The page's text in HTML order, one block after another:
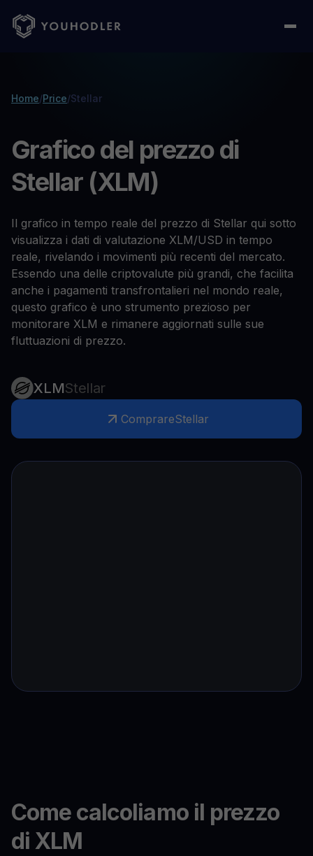
Home/Price/Stellar
Grafico del prezzo di
Stellar (XLM)
Il grafico in tempo reale del prezzo di Stellar qui sotto
visualizza i dati di valutazione XLM/USD in tempo
reale, rivelando i movimenti più recenti del mercato.
Essendo una delle criptovalute più grandi, che facilita
anche i pagamenti transfrontalieri nel mondo reale,
questo grafico è uno strumento prezioso per
monitorare XLM e rimanere aggiornati sulle sue
fluttuazioni di prezzo.
XLMStellar
ComprareStellar
Come calcoliamo il prezzo
di XLM